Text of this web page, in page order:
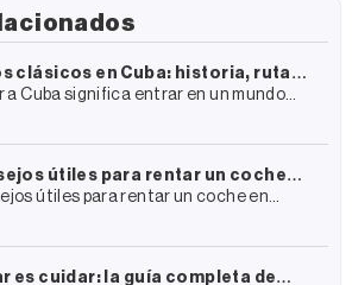
clásicos en Cuba: historia, rutas
vivir la experiencia
a Cuba significa entrar en un mundo
útiles para rentar un coche
útiles para rentar un coche en
tu plan de viaje a Cuba de seguro has
es cuidar: la guía completa de